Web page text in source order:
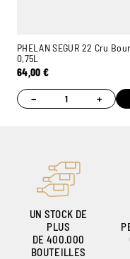
PHELAN SEGUR 22 Cru
0,75L
64,00€
− +
UN STOCK DE
PLUS
DE 400.000
BOUTEILLES